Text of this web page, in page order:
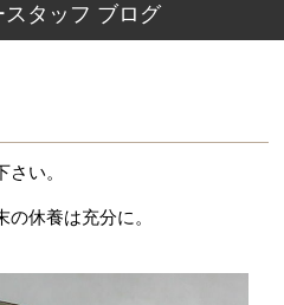
スタッフ ブログ
い。
休養は充分に。